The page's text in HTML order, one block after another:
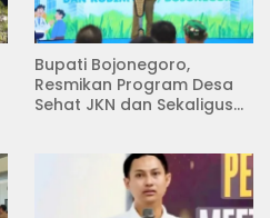
Bupati Bojonegoro,
Resmikan Program Desa
Sehat JKN dan Sekaligus